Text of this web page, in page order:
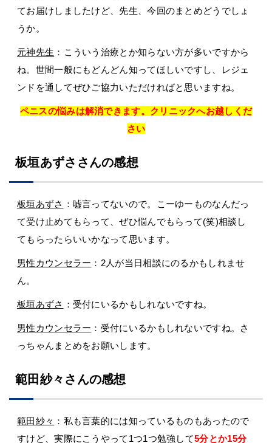
てお届けしましたけど、先生、今回のまとめどうでしょ
うか。
元神先生 ：こういう治療とか知らない方が多いですから
ね。世間一般にもどんどん知ってほしいですし、レジェ
ンドを通してぜひご協力いただければと思いますね。
ペニスの悩みは解消できます。クリニックへお越しくだ
さい
板垣あずささんの感想
板垣あずさ ：嘘言ってないので。こーゆーものなんだっ
て受け止めてもらって、ぜひ悩んでもらって(笑)相談し
てもらったらいいかなって思います。
男性カウンセラー ：2人が当日相談にのるかもしれませ
ん。
板垣あずさ ：受付にいるかもしれないですね。
男性カウンセラー ：受付にいるかもしれないですね。さ
っちゃんまとめをお願いします。
範田紗々さんの感想
範田紗々 ：私も言葉的には知っているものもあったので
すけど、実際にこうやって1つ1つ勉強して5分とか15分